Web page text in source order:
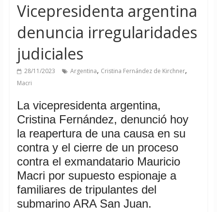
Vicepresidenta argentina
denuncia irregularidades
judiciales
28/11/2023 Argentina, Cristina Fernández de Kirchner,
Macri
La vicepresidenta argentina,
Cristina Fernández, denunció hoy
la reapertura de una causa en su
contra y el cierre de un proceso
contra el exmandatario Mauricio
Macri por supuesto espionaje a
familiares de tripulantes del
submarino ARA San Juan.